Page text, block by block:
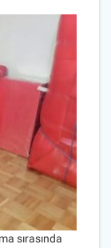
sırasında